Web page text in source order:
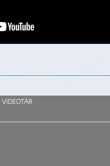
VIDEOTÁR